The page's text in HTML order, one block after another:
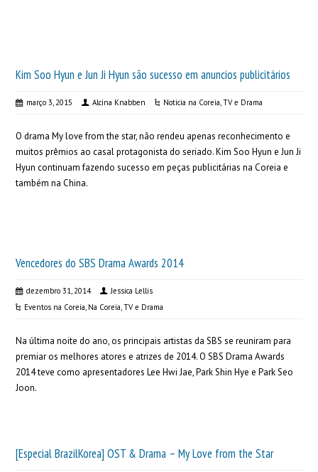
Kim Soo Hyun e Jun Ji Hyun são sucesso em anuncios publicitários
março 3, 2015 Alcina Knabben Noticia na Coreia,TV e Drama
O drama My love from the star, não rendeu apenas reconhecimento e
muitos prêmios ao casal protagonista do seriado. Kim Soo Hyun e Jun Ji
Hyun continuam fazendo sucesso em peças publicitárias na Coreia e
também na China.
Vencedores do SBS Drama Awards 2014
dezembro 31, 2014
Jessica Lellis
Eventos na Coreia, Na Coreia,TV e Drama
Na última noite do ano, os principais artistas da SBS se reuniram para
premiar os melhores atores e atrizes de 2014. O SBS Drama Awards
2014 teve como apresentadores Lee Hwi Jae, Park Shin Hye e Park Seo
Joon.
[Especial BrazilKorea] OST & Drama – My Love from the Star